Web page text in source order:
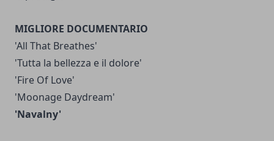
MIGLIORE DOCUMENTARIO
'All That Breathes'
'Tutta la bellezza e il dolore'
'Fire Of Love'
'Moonage Daydream'
'Navalny'